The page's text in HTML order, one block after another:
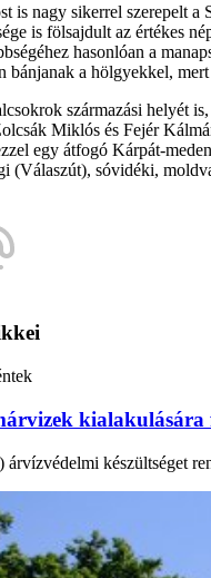
is nagy sikerrel szerepelt
is fölsajdult az értékes
hasonlóan a
bánjanak a hölgyekkel,
származási helyét
Miklós és Fejér
egy átfogó Kárpát-
(Válaszút), sóvidéki,
kialakulására
árvízvédelmi készültséget